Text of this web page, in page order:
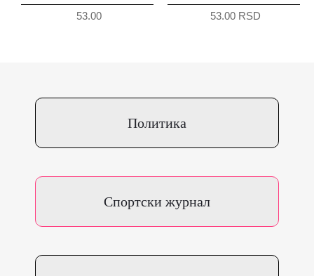
53.00 53.00 RSD
Политика
Спортски журнал